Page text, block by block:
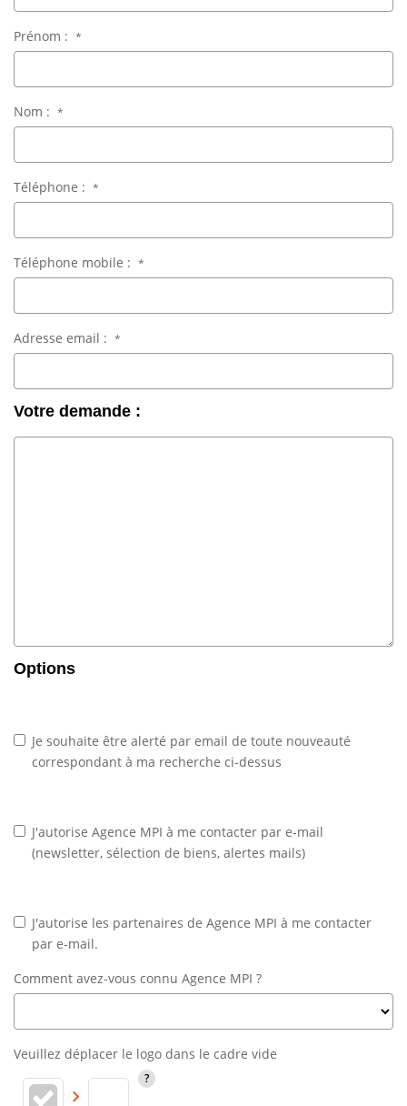
Prénom : *
Nom : *
Téléphone : *
Téléphone mobile : *
Adresse email : *
Votre demande :
Options
Je souhaite être alerté par email de toute nouveauté
correspondant à ma recherche ci-dessus
J'autorise Agence MPI à me contacter par e-mail
(newsletter, sélection de biens, alertes mails)
J'autorise les partenaires de Agence MPI à me contacter
par e-mail.
Comment avez-vous connu Agence MPI ?
Veuillez déplacer le logo dans le cadre vide